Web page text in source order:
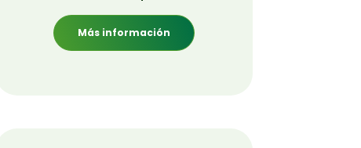
Más información